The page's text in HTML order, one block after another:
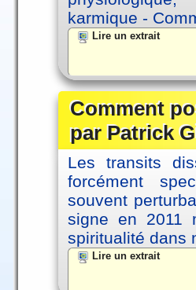
karmique -
Lire un extrait
Comment
par Patrick
Les transits
forcément
souvent
signe en 2011
spiritualité dans
Lire un extrait